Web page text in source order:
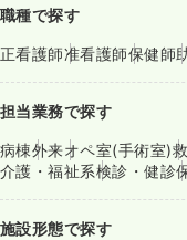
職種で探す
正看護師准看護師保健師
担当業務で探す
病棟外来オペ室(手術室)
介護・福祉系検診・健診
施設形態で探す